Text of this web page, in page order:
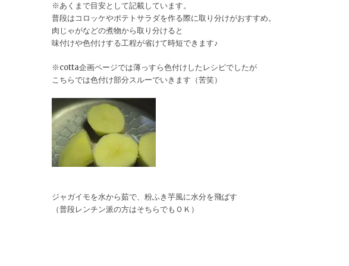
※あくまで目安として記載しています。
普段はコロッケやポテトサラダを作る際に取り分けがおすすめ。
肉じゃがなどの煮物から取り分けると
味付けや色付けする工程が省けて時短できます♪
※cotta企画ページでは薄っすら色付けしたレシピでしたが
こちらでは色付け部分スルーでいきます（苦笑）
ジャガイモを水から茹で、粉ふき芋風に水分を飛ばす
（普段レンチン派の方はそちらでもＯＫ）